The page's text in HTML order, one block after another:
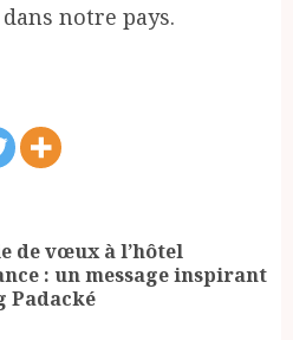
notre pays.
de vœux à l’hôtel
: un message inspirant
Padacké